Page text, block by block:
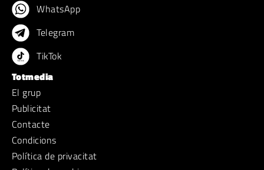
WhatsApp
Telegram
TikTok
Totmedia
El grup
Publicitat
Contacte
Condicions
Política de privacitat